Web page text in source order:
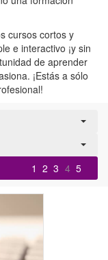
cursos cortos y
e interactivo ¡y sin
de aprender
¡Estás a sólo
1 2 3 4 5